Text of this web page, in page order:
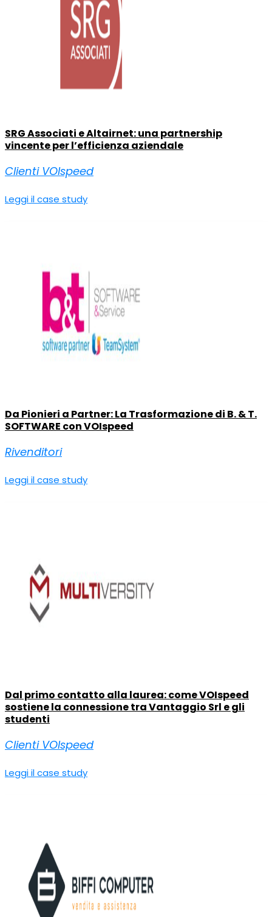
SRG Associati e Altairnet: una partnership
vincente per l’efficienza aziendale
Clienti VOIspeed
Leggi il case study
Da Pionieri a Partner: La Trasformazione di B. & T.
SOFTWARE con VOIspeed
Rivenditori
Leggi il case study
Dal primo contatto alla laurea: come VOIspeed
sostiene la connessione tra Vantaggio Srl e gli
studenti
Clienti VOIspeed
Leggi il case study